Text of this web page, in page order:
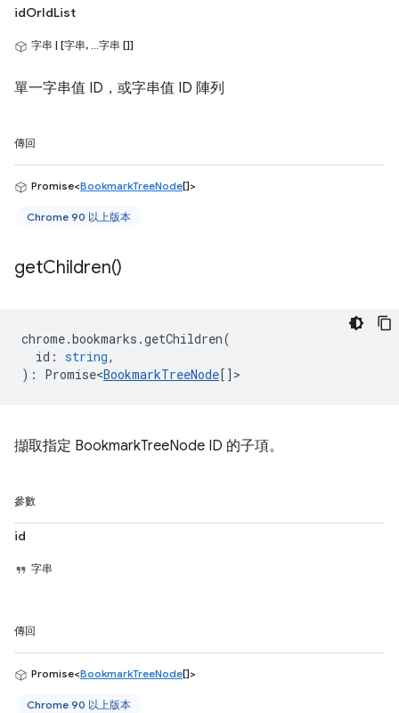
idOrIdList
字串 | [字串, ...字串 []]
單一字串值 ID，或字串值 ID 陣列
傳回
Promise<BookmarkTreeNode[]>
Chrome 90 以上版本
getChildren()
chrome.bookmarks .getChildren(
id : string,
) : Promise<BookmarkTreeNode [] >
擷取指定 BookmarkTreeNode ID 的子項。
參數
id
字串
傳回
Promise<BookmarkTreeNode[]>
Chrome 90 以上版本